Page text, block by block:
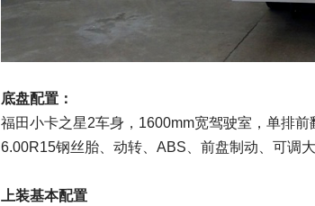
底盘配置：
福田小卡之星2车身，1600mm宽驾驶室，单排
6.00R15钢丝胎、动转、ABS、前盘制动、可调大
上装基本配置